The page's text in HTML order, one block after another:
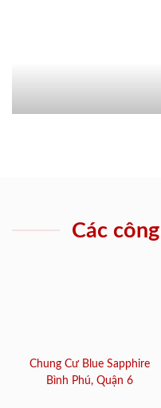
Các
Chung Cư Blue Sapphire
Bình Phú, Quận 6